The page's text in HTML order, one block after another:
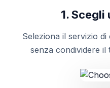
1. Scegli
Seleziona il servizio
senza condividere